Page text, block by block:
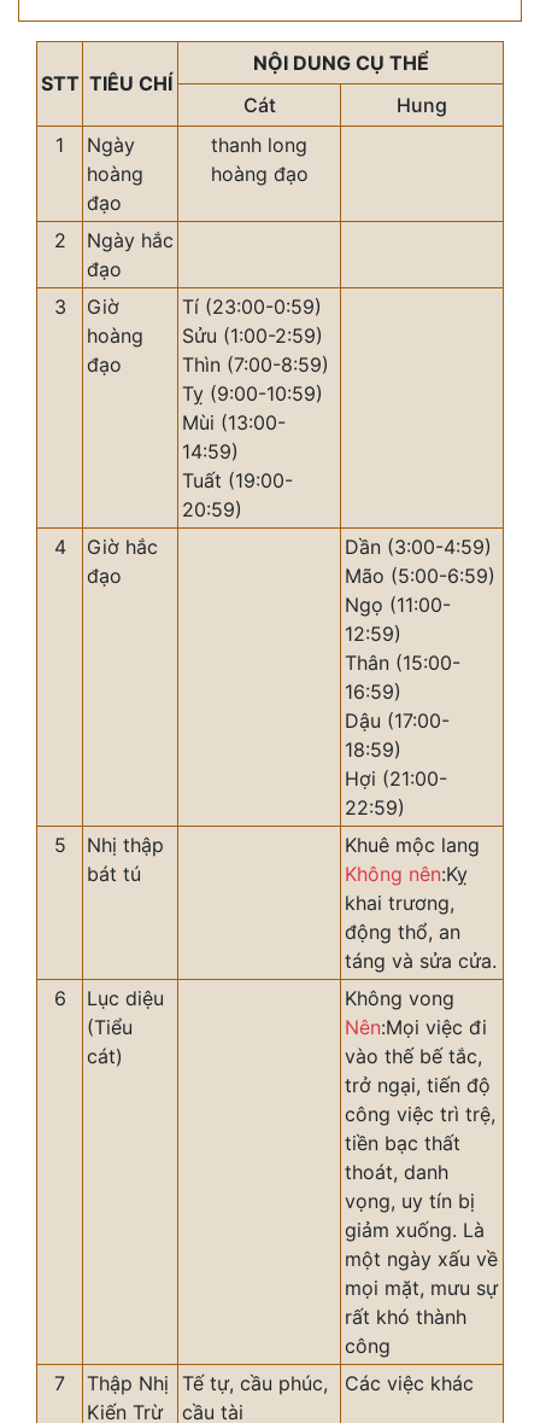
STT TIÊU CHÍ
NỘI DUNG CỤ THỂ
Cát
Hung
1
Ngày
hoàng
đạo
thanh long
hoàng đạo
2
Ngày hắc
đạo
3
Giờ
hoàng
đạo
Tí (23:00-0:59)
Sửu (1:00-2:59)
Thìn (7:00-8:59)
Tỵ (9:00-10:59)
Mùi (13:00-
14:59)
Tuất (19:00-
20:59)
4
Giờ hắc
đạo
Dần (3:00-4:59)
Mão (5:00-6:59)
Ngọ (11:00-
12:59)
Thân (15:00-
16:59)
Dậu (17:00-
18:59)
Hợi (21:00-
22:59)
5
Nhị thập
bát tú
Khuê mộc lang
Không nên:Kỵ
khai trương,
động thổ, an
táng và sửa cửa.
6
Lục diệu
(Tiểu
cát)
Không vong
Nên:Mọi việc đi
vào thế bế tắc,
trở ngại, tiến độ
công việc trì trệ,
tiền bạc thất
thoát, danh
vọng, uy tín bị
giảm xuống. Là
một ngày xấu về
mọi mặt, mưu sự
rất khó thành
công
7
Thập Nhị
Kiến Trừ
Tế tự, cầu phúc,
cầu tài
Các việc khác